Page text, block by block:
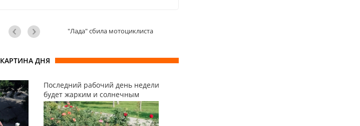
"Лада" сбила мотоциклиста
КАРТИНА ДНЯ
Последний рабочий день недели
будет жарким и солнечным